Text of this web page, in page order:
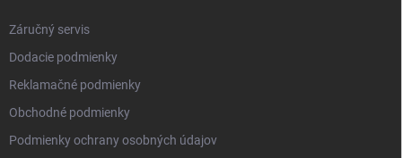
Záručný servis
Dodacie podmienky
Reklamačné podmienky
Obchodné podmienky
Podmienky ochrany osobných údajov